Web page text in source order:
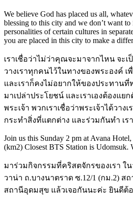
We believe God has placed us all,
blessing to this city and we don’t want to
personalities of certain cultures in
you are placed in this city to make a
เราเชื่อว่าไม่ว่าคุณจะมาจากไหน จะเ
วางเราทุกคนไว้ในทางของพระองค์ เ
และเราก็คงไม่อยากให้ของประทานที่
มาเปล่าประโยชน์ และเราเองต้องแ
พระเจ้า พวกเราเชื่อว่าพระเจ้าได้วาง
กระทำสิ่งที่แตกต่าง และร่วมกันทำ เร
Join us this Sunday 2 pm at Avana
(km2) Closest BTS Station is Udomsuk.
มาร่วมกิจกรรมที่คริสตจักรของเรา ใ
วาน่า ถ.บางนาตราด ซ.12/1 (กม.2)
สถานีอุดมสุข แล้วเจอกันนะค่ะ ยินดีต้